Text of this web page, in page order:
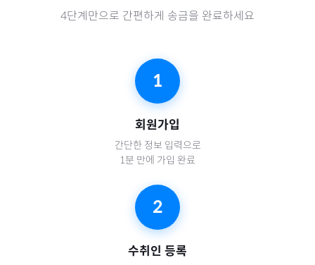
4단계만으로 간편하게 송금을 완료하세요
1
회원가입
간단한 정보 입력으로
1분 만에 가입 완료
2
수취인 등록